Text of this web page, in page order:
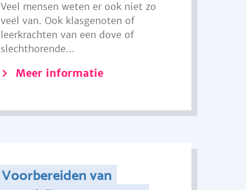
Veel mensen weten er ook niet zo
veel van. Ook klasgenoten of
leerkrachten van een dove of
slechthorende...
Meer informatie
Voorbereiden van